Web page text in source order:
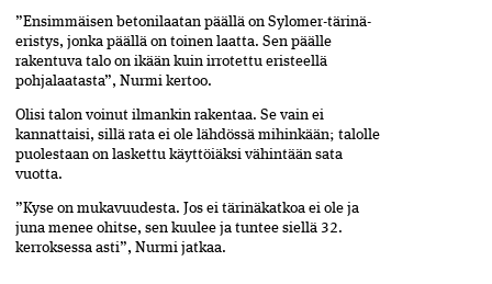
”Ensimmäisen betonilaatan päällä on Sylomer-tärinä­
eristys, jonka päällä on toinen laatta. Sen päälle
rakentuva talo on ikään kuin irrotettu eristeellä
pohjalaatasta”, Nurmi kertoo.
Olisi talon voinut ilmankin rakentaa. Se vain ei
kannattaisi, sillä rata ei ole lähdössä mihinkään; talolle
puolestaan on laskettu käyttöiäksi vähintään ­sata
vuotta.
”Kyse on mukavuudesta. Jos ei tärinäkatkoa ei ole ja
juna menee ohitse, sen kuulee ja tuntee siellä 32.
kerroksessa asti”, Nurmi jatkaa.